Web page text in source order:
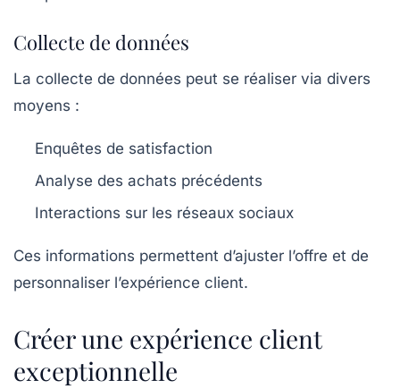
Collecte de données
La collecte de données peut se réaliser via divers
moyens :
Enquêtes de satisfaction
Analyse des achats précédents
Interactions sur les réseaux sociaux
Ces informations permettent d’ajuster l’offre et de
personnaliser l’expérience client.
Créer une expérience client
exceptionnelle